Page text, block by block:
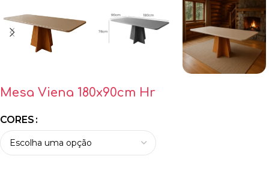
Mesa Viena 180x90cm Hr
CORES